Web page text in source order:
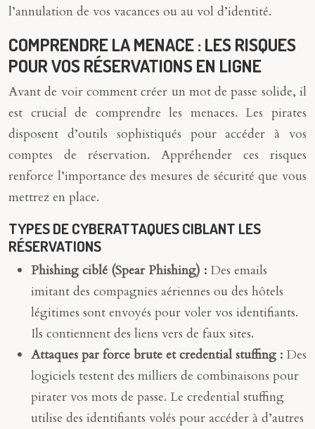
l’annulation de vos vacances ou au vol d’identité.
COMPRENDRE LA MENACE : LES RISQUES
POUR VOS RÉSERVATIONS EN LIGNE
Avant de voir comment créer un mot de passe solide, il
est crucial de comprendre les menaces. Les pirates
disposent d’outils sophistiqués pour accéder à vos
comptes de réservation. Appréhender ces risques
renforce l’importance des mesures de sécurité que vous
mettrez en place.
TYPES DE CYBERATTAQUES CIBLANT LES
RÉSERVATIONS
Phishing ciblé (Spear Phishing) : Des emails
imitant des compagnies aériennes ou des hôtels
légitimes sont envoyés pour voler vos identifiants.
Ils contiennent des liens vers de faux sites.
Attaques par force brute et credential stuffing : Des
logiciels testent des milliers de combinaisons pour
pirater vos mots de passe. Le credential stuffing
utilise des identifiants volés pour accéder à d’autres